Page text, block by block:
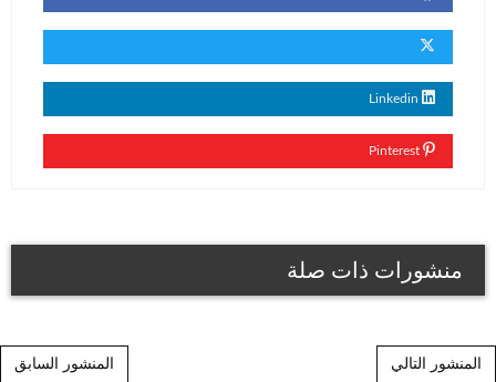
منشورات ذات صلة
Post navigation المنشور السابق المنشور التالي